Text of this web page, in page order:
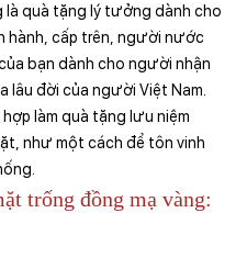
là quà tặng lý tưởng dành cho
hành, cấp trên, người nước
bạn dành cho người nhận
lâu đời của người Việt Nam.
làm quà tặng lưu niệm
như một cách để tôn vinh
trống đồng mạ vàng: